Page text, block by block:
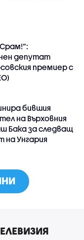
депутат
премиер с
бившия
на Върховния
Бака за следващ
на Унгария